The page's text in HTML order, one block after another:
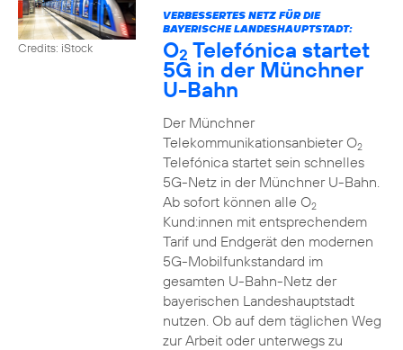
Credits: iStock
VERBESSERTES NETZ FÜR DIE
BAYERISCHE LANDESHAUPTSTADT:
O2 Telefónica startet
5G in der Münchner
U-Bahn
Der Münchner
Telekommunikationsanbieter O2
Telefónica startet sein schnelles
5G-Netz in der Münchner U-Bahn.
Ab sofort können alle O2
Kund:innen mit entsprechendem
Tarif und Endgerät den modernen
5G-Mobilfunkstandard im
gesamten U-Bahn-Netz der
bayerischen Landeshauptstadt
nutzen. Ob auf dem täglichen Weg
zur Arbeit oder unterwegs zu